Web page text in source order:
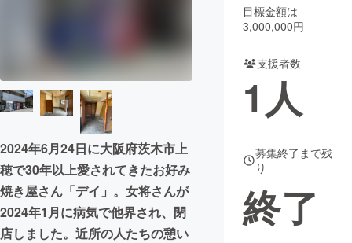
CAMPFIRE Creation
CAMPFIREふるさと納税machi-ya コミュニティ
2024年6月24日に大阪府茨木市上
穂で30年以上愛されてきたお好み
焼き屋さん「デイ」。女将さんが
2024年1月に病気で他界され、閉
店しました。近所の人たちの憩い
目標金額は
3,000,000円
支援者数
1人
募集終了まで残
り
終了